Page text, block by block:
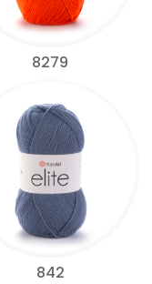
8279
842